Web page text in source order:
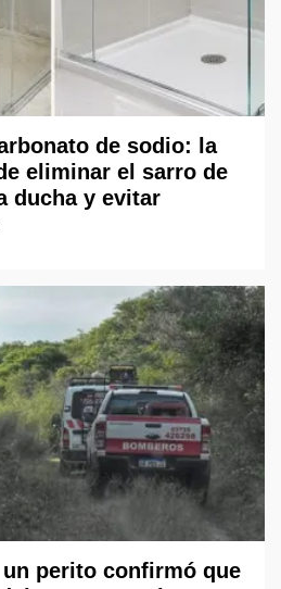
de sodio: la
eliminar el sarro de
ducha y evitar
perito confirmó que